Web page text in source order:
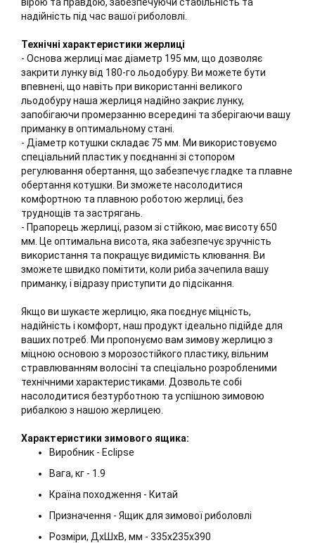
надійність під час вашої риболовлі.
Технічні характеристики жерлиці
- Основа жерлиці має діаметр 195 мм, що дозволяє
закрити лунку від 180-го льодобуру. Ви можете бути
впевнені, що навіть при використанні великого
льодобуру наша жерлиця надійно закриє лунку,
запобігаючи промерзанню всередині та зберігаючи вашу
приманку в оптимальному стані.
- Діаметр котушки складає 75 мм. Ми використовуємо
спеціальний пластик у поєднанні зі стопором
регулювання обертання, що забезпечує гладке та плавне
обертання котушки. Ви зможете насолодитися
комфортною та плавною роботою жерлиці, без
труднощів та застрягань.
- Прапорець жерлиці, разом зі стійкою, має висоту 650
мм. Це оптимальна висота, яка забезпечує зручність
використання та покращує видимість клювання. Ви
зможете швидко помітити, коли риба зачепила вашу
приманку, і відразу приступити до підсікання.
Якщо ви шукаєте жерлицю, яка поєднує міцність,
надійність і комфорт, наш продукт ідеально підійде для
ваших потреб. Ми пропонуємо вам зимову жерлицю з
міцною основою з морозостійкого пластику, вільним
стравлюванням волосіні та спеціально розробленими
технічними характеристиками. Дозвольте собі
насолодитися безтурботною та успішною зимовою
рибалкою з нашою жерлицею.
Характеристики зимового ящика:
Виробник - Eclipse
Вага, кг - 1.9
Країна походження - Китай
Призначення - Ящик для зимової риболовлі
Розміри, ДхШхВ, мм - 335х235х390